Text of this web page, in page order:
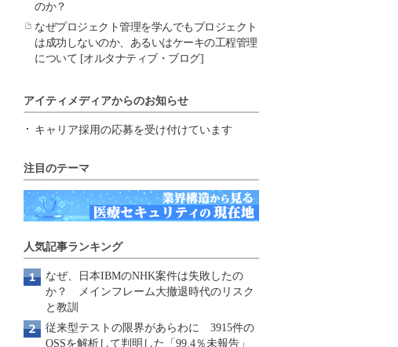
のか？
なぜプロジェクト管理を学んでもプロジェクト
は成功しないのか、あるいはケーキの工程管理
について [オルタナティブ・ブログ]
アイティメディアからのお知らせ
キャリア採用の応募を受け付けています
注目のテーマ
人気記事ランキング
なぜ、日本IBMのNHK案件は失敗したの
か？ メインフレーム大撤退時代のリスク
と教訓
従来型テストの限界があらわに 3915件の
OSSを解析して判明した「99.4％未報告」